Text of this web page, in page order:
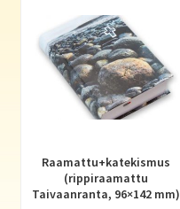
Raamattu+katekismus
(rippiraamattu
Taivaanranta, 96×142 mm)